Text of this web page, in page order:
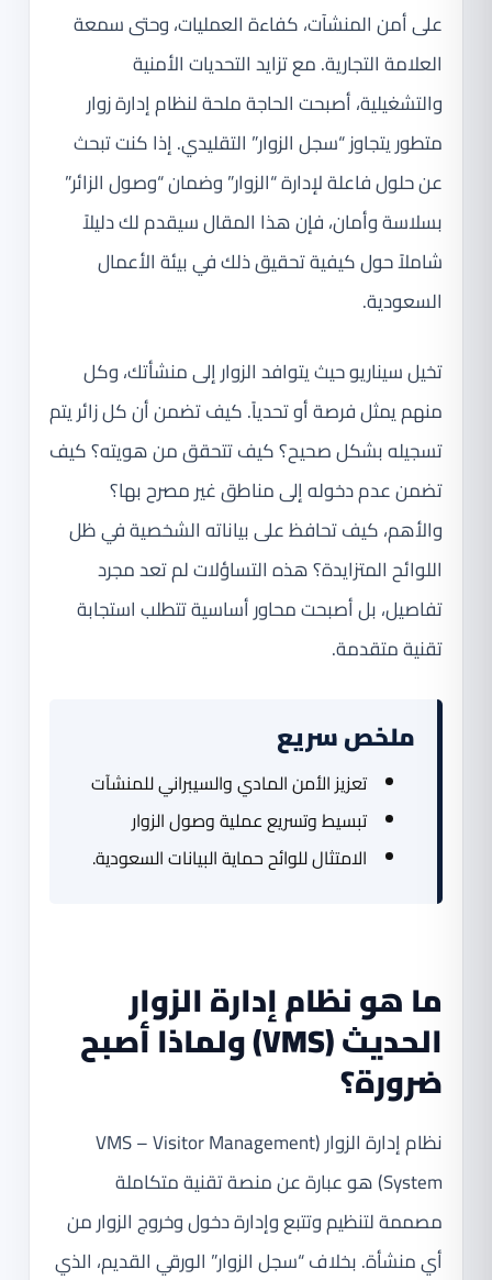
على أمن المنشآت، كفاءة العمليات، وحتى سمعة
العلامة التجارية. مع تزايد التحديات الأمنية
والتشغيلية، أصبحت الحاجة ملحة لنظام إدارة زوار
متطور يتجاوز “سجل الزوار” التقليدي. إذا كنت تبحث
عن حلول فاعلة لإدارة “الزوار” وضمان “وصول الزائر”
بسلاسة وأمان، فإن هذا المقال سيقدم لك دليلاً
شاملاً حول كيفية تحقيق ذلك في بيئة الأعمال
السعودية.
تخيل سيناريو حيث يتوافد الزوار إلى منشأتك، وكل
منهم يمثل فرصة أو تحدياً. كيف تضمن أن كل زائر يتم
تسجيله بشكل صحيح؟ كيف تتحقق من هويته؟ كيف
تضمن عدم دخوله إلى مناطق غير مصرح بها؟
والأهم، كيف تحافظ على بياناته الشخصية في ظل
اللوائح المتزايدة؟ هذه التساؤلات لم تعد مجرد
تفاصيل، بل أصبحت محاور أساسية تتطلب استجابة
تقنية متقدمة.
ملخص سريع
تعزيز الأمن المادي والسيبراني للمنشآت
تبسيط وتسريع عملية وصول الزوار
الامتثال للوائح حماية البيانات السعودية.
ما هو نظام إدارة الزوار
الحديث (VMS) ولماذا أصبح
ضرورة؟
نظام إدارة الزوار (VMS – Visitor Management
System) هو عبارة عن منصة تقنية متكاملة
مصممة لتنظيم وتتبع وإدارة دخول وخروج الزوار من
أي منشأة. بخلاف “سجل الزوار” الورقي القديم، الذي